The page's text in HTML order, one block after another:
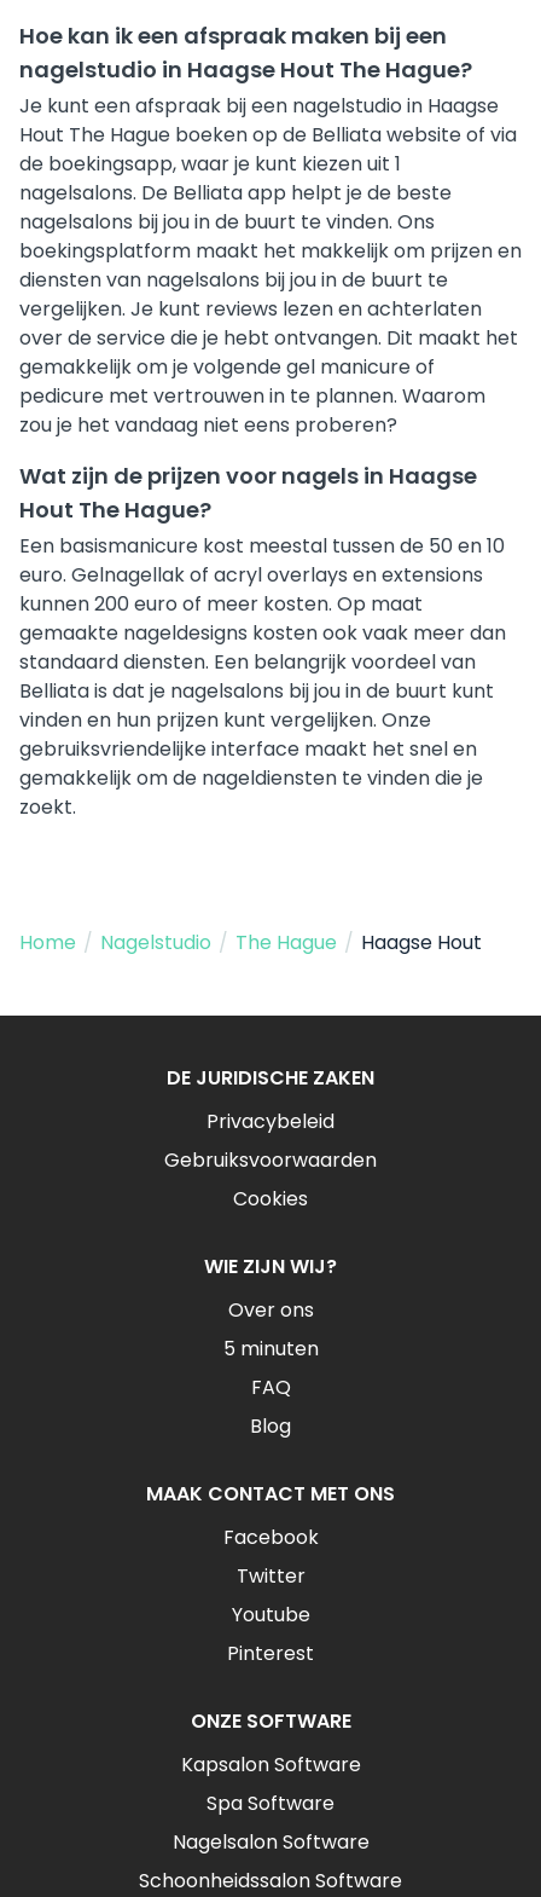
Hoe kan ik een afspraak maken bij een
nagelstudio in Haagse Hout The Hague?
Je kunt een afspraak bij een nagelstudio in Haagse
Hout The Hague boeken op de Belliata website of via
de boekingsapp, waar je kunt kiezen uit 1
nagelsalons. De Belliata app helpt je de beste
nagelsalons bij jou in de buurt te vinden. Ons
boekingsplatform maakt het makkelijk om prijzen en
diensten van nagelsalons bij jou in de buurt te
vergelijken. Je kunt reviews lezen en achterlaten
over de service die je hebt ontvangen. Dit maakt het
gemakkelijk om je volgende gel manicure of
pedicure met vertrouwen in te plannen. Waarom
zou je het vandaag niet eens proberen?
Wat zijn de prijzen voor nagels in Haagse
Hout The Hague?
Een basismanicure kost meestal tussen de 50 en 10
euro. Gelnagellak of acryl overlays en extensions
kunnen 200 euro of meer kosten. Op maat
gemaakte nageldesigns kosten ook vaak meer dan
standaard diensten. Een belangrijk voordeel van
Belliata is dat je nagelsalons bij jou in de buurt kunt
vinden en hun prijzen kunt vergelijken. Onze
gebruiksvriendelijke interface maakt het snel en
gemakkelijk om de nageldiensten te vinden die je
zoekt.
Home / Nagelstudio / The Hague / Haagse Hout
DE JURIDISCHE ZAKEN
Privacybeleid
Gebruiksvoorwaarden
Cookies
WIE ZIJN WIJ?
Over ons
5 minuten
FAQ
Blog
MAAK CONTACT MET ONS
Facebook
Twitter
Youtube
Pinterest
ONZE SOFTWARE
Kapsalon Software
Spa Software
Nagelsalon Software
Schoonheidssalon Software